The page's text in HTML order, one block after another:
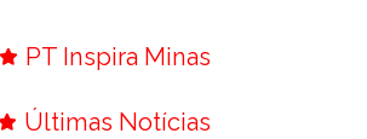
PT Inspira Minas
Últimas Notícias